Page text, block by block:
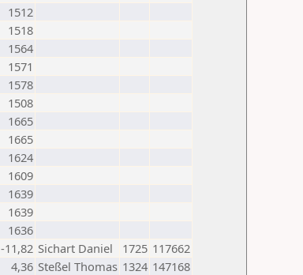
1512
1518
1564
1571
1578
1508
1665
1665
1624
1609
1639
1639
1636
-11,82 Sichart Daniel 1725 117662
4,36 Steßel Thomas 1324 147168